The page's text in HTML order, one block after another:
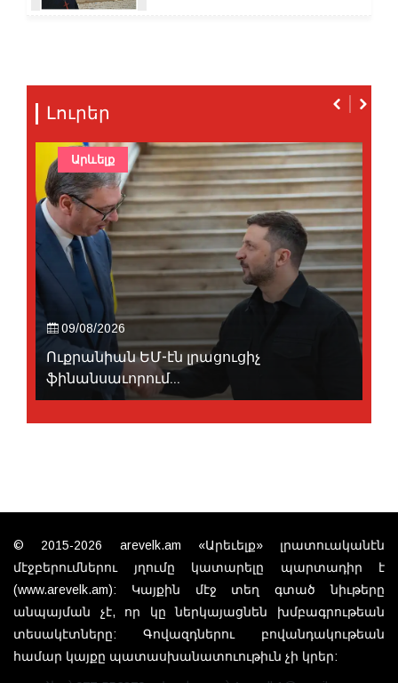
Լուրեր
09/08/2026
Ուքրանիան ԵՄ-էն լրացուցիչ
ֆինանսաւորում...
Արևելք
© 2015-2026 arevelk.am «Արեւելք» լրատուականէն
մէջբերումներու յղումը կատարելը պարտադիր է
(www.arevelk.am): Կայքին մէջ տեղ գտած նիւթերը
անպայման չէ, որ կը ներկայացնեն խմբագրութեան
տեսակէտները: Գովազդներու բովանդակութեան
համար կայքը պատասխանատուութիւն չի կրեր: